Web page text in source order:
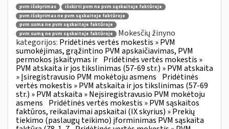
pvm išskyrimas
išskirti pvm ne pvm sąskaitoje faktūroje
pvm išskyrimas ne pvm sąskaitoje faktūroje
pvm suma ne pvm sąskaitoje faktūroje
pvm sumą ne pvm sąskaitoje faktūroje
Mokesčių žinyno
kategorijos: Pridėtinės vertės mokestis » PVM
sumokėjimas, grąžintino PVM apskaičiavimas, PVM
permokos įskaitymas ir Pridėtinės vertės mokestis »
PVM atskaita ir jos tikslinimas (57-69 str.) » PVM atskaita
» Įsiregistravusio PVM mokėtoju asmens Pridėtinės
vertės mokestis » PVM atskaita ir jos tikslinimas (57-69
str.) » PVM atskaita » Neįsiregistravusio PVM mokėtoju
asmens Pridėtinės vertės mokestis » PVM sąskaitos
faktūros, reikalavimai apskaitai (IX skyrius) » Prekių
tiekimo (paslaugų teikimo) įforminimas PVM sąskaita